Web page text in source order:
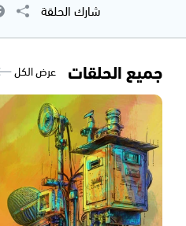
شارك الحلقة
جميع الحلقات عرض الكل